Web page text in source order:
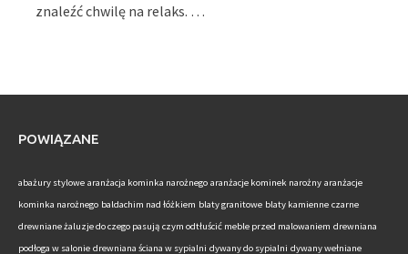
znaleźć chwilę na relaks. …
POWIĄZANE
abażury stylowe aranżacja kominka narożnego aranżacje kominek narożny aranżacje
kominka narożnego baldachim nad łóżkiem blaty granitowe blaty kamienne czarne
drewniane żaluzje do czego pasują czym odtłuścić meble przed malowaniem drewniana
podłoga w salonie drewniana ściana w sypialni dywany do sypialni dywany wełniane